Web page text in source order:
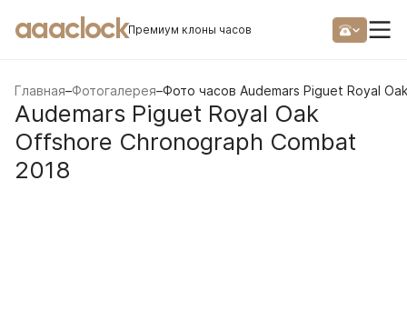
aaaclockПремиум клоны часов
Главная–Фотогалерея–Фото часов Audemars Piguet Royal
Audemars Piguet Royal Oak
Offshore Chronograph Combat
2018